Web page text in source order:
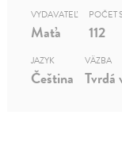
VYDAVATEĽ
Maťa
POČET
112
JAZYK
Čeština
VÄZBA
Tvrdá